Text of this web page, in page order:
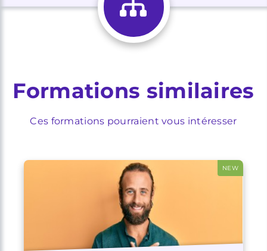
Formations similaires
Ces formations pourraient vous intéresser
NEW